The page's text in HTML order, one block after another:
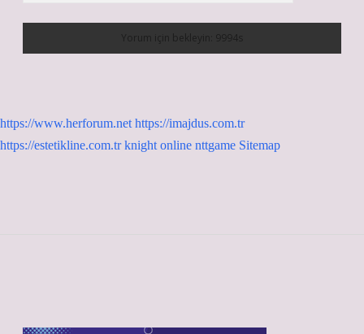
https://www.herforum.net https://imajdus.com.tr
https://estetikline.com.tr knight online nttgame Sitemap